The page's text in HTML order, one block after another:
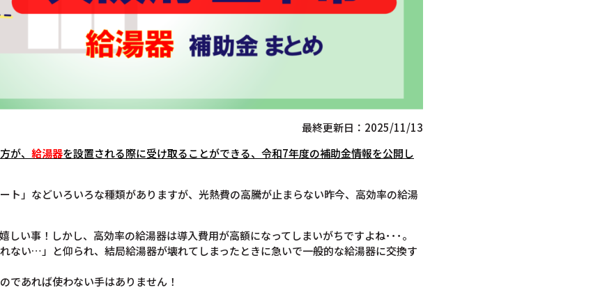
最終更新日：2025/11/13
が、 給湯器を設置される際に受け取ることができる、令和7年度の補助金情報を公開し
ト」などいろいろな種類がありますが、光熱費の高騰が止まらない昨今、高効率の給湯
しい事！しかし、高効率の給湯器は導入費用が高額になってしまいがちですよね･･･。
ない…」と仰られ、結局給湯器が壊れてしまったときに急いで一般的な給湯器に交換す
であれば使わない手はありません！